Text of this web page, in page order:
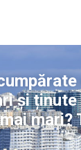
și
mari?